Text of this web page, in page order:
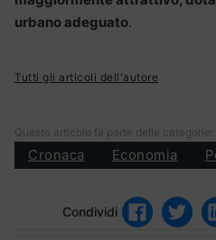
urbano adeguato.
Tutti gli articoli dell'autore
Questo articolo fa parte delle categorie:
Cronaca Economia
Condividi